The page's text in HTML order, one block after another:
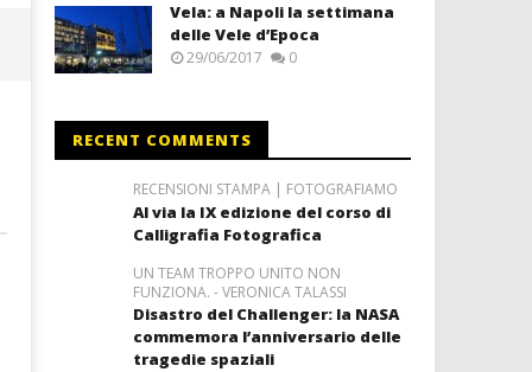
Vela: a Napoli la settimana
delle Vele d’Epoca
29/06/2017 0
RECENT COMMENTS
RECENSIONI STAMPA | FOTOGRAFIAMO
Al via la IX edizione del corso di
Calligrafia Fotografica
UN TEAM TROPPO UNITO NON
FUNZIONA. - VERONICA TALASSI
Disastro del Challenger: la NASA
commemora l’anniversario delle
tragedie spaziali